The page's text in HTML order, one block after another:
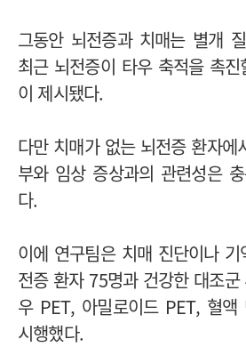
그동안 뇌전증과 치매는 별개
최근 뇌전증이 타우 축적을 촉
이 제시됐다.
다만 치매가 없는 뇌전증 환자에
부와 임상 증상과의 관련성은
다.
이에 연구팀은 치매 진단이나
전증 환자 75명과 건강한 대조
우 PET, 아밀로이드 PET, 혈액
시행했다.